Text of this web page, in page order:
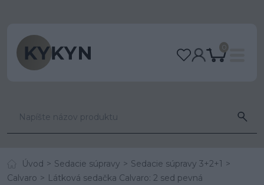
0
Úvod Sedacie súpravy
Sedacie súpravy 3+2+1
Calvaro
Látková sedačka Calvaro: 2 sed pevná